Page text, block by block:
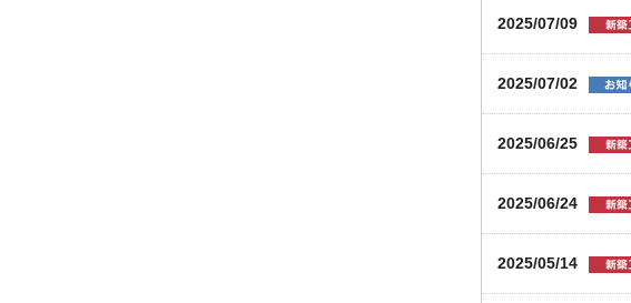
2025/07/09
2025/07/02
2025/06/25
2025/06/24
2025/05/14